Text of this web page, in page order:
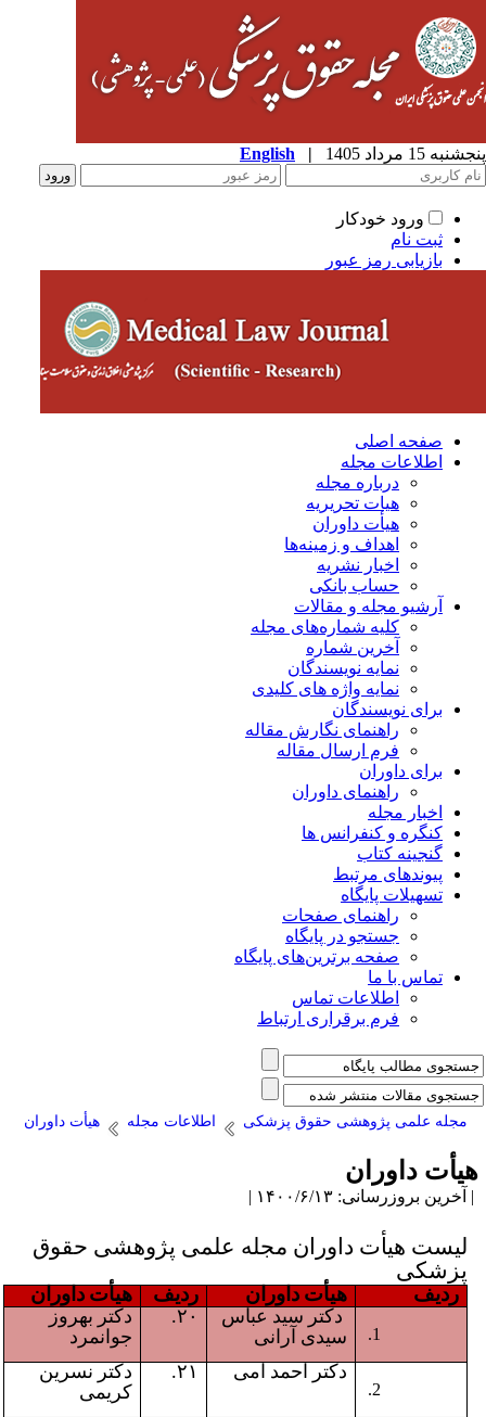
15 مرداد 1405 |
English
ورود خودکار
ثبت نام
بازیابی رمز عبور
صفحه اصلی
اطلاعات مجله
درباره مجله
هیات تحریریه
هیأت داوران
اهداف و زمینه‌ها
اخبار نشریه
حساب بانکی
آرشیو مجله و مقالات
کلیه شماره‌های مجله
آخرین شماره
نمایه نویسندگان
نمایه واژه های کلیدی
برای نویسندگان
راهنمای نگارش مقاله
فرم ارسال مقاله
برای داوران
راهنمای داوران
اخبار مجله
کنگره و کنفرانس ها
گنجینه کتاب
پیوندهای مرتبط
تسهیلات پایگاه
راهنمای صفحات
جستجو در پایگاه
صفحه برترین‌های پایگاه
تماس با ما
اطلاعات تماس
فرم برقراری ارتباط
مجله علمی پژوهشی حقوق پزشکی اطلاعات مجله هیأت داوران
داوران
بروزرسانی: ۱۴۰۰/۶/۱۳ |
لیست هیأت داوران مجله علمی پژوهشی حقوق
پزشکی
ردیف هیأت داوران ردیف
هیأت داوران
دکتر سید عباس
سیدی آرانی
۲۰.
دکتر بهروز
جوانمرد
دکتر احمد امی
۲۱.
دکتر نسرین
کریمی